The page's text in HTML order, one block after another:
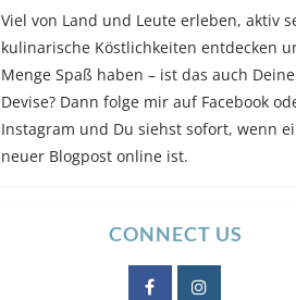
Viel von Land und Leute erleben, aktiv
kulinarische Köstlichkeiten entdecken
Menge Spaß haben – ist das auch Deine
Devise? Dann folge mir auf Facebook
Instagram und Du siehst sofort, wenn
neuer Blogpost online ist.
CONNECT US